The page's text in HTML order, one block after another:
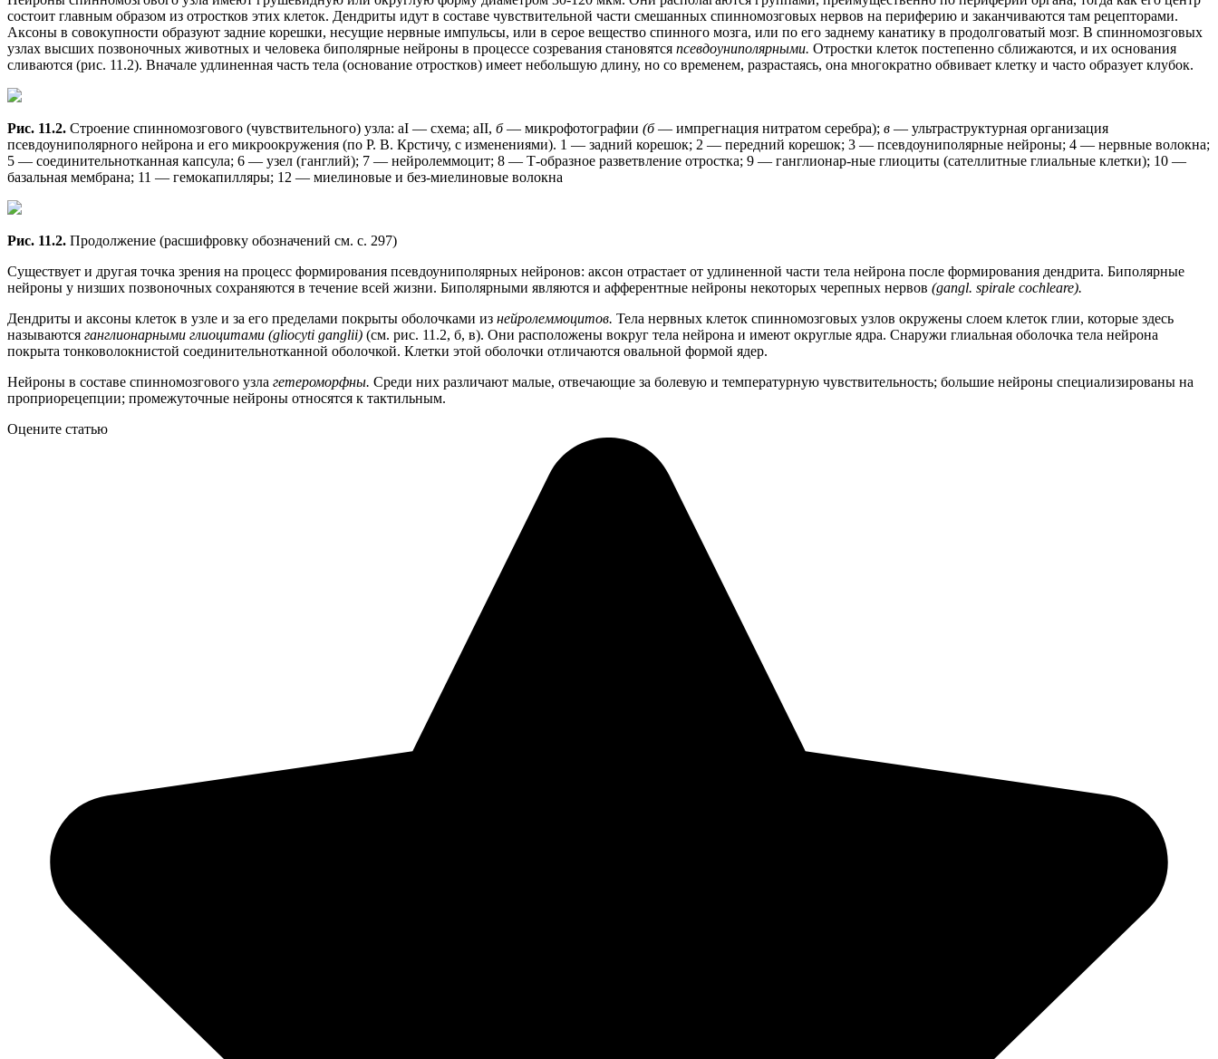
состоит главным образом из отростков этих клеток. Дендриты идут в составе чувствительной части смешанных спинномозговых нервов на периферию и заканчиваются там рецепторами.
Аксоны в совокупности образуют задние корешки, несущие нервные импульсы, или в серое вещество спинного мозга, или по его заднему канатику в продолговатый мозг. В спинномозговых
узлах высших позвоночных животных и человека биполярные нейроны в процессе созревания становятся псевдоуниполярными. Отростки клеток постепенно сближаются, и их основания
сливаются (рис. 11.2). Вначале удлиненная часть тела (основание отростков) имеет небольшую длину, но со временем, разрастаясь, она многократно обвивает клетку и часто образует клубок.
Рис. 11.2. Строение спинномозгового (чувствительного) узла: аI — схема; аII, б— микрофотографии (б— импрегнация нитратом серебра); в — ультраструктурная организация
псевдоуниполярного нейрона и его микроокружения (по Р. В. Крстичу, с изменениями). 1 — задний корешок; 2 — передний корешок; 3 — псевдоуниполярные нейроны; 4 — нервные волокна;
5 — соединительнотканная капсула; 6 — узел (ганглий); 7 — нейролеммоцит; 8 — Т-образное разветвление отростка; 9 — ганглионар-ные глиоциты (сателлитные глиальные клетки); 10 —
базальная мембрана; 11 — гемокапилляры; 12 — миелиновые и без-миелиновые волокна
Рис. 11.2. Продолжение (расшифровку обозначений см. с. 297)
Существует и другая точка зрения на процесс формирования псевдоуниполярных нейронов: аксон отрастает от удлиненной части тела нейрона после формирования дендрита. Биполярные
нейроны у низших позвоночных сохраняются в течение всей жизни. Биполярными являются и афферентные нейроны некоторых черепных нервов (gangl. spirale cochleare).
Дендриты и аксоны клеток в узле и за его пределами покрыты оболочками из нейролеммоцитов. Тела нервных клеток спинномозговых узлов окружены слоем клеток глии, которые здесь
называются ганглионарными глиоцитами (gliocyti ganglii) (см. рис. 11.2, б, в). Они расположены вокруг тела нейрона и имеют округлые ядра. Снаружи глиальная оболочка тела нейрона
покрыта тонковолокнистой соединительнотканной оболочкой. Клетки этой оболочки отличаются овальной формой ядер.
Нейроны в составе спинномозгового узла гетероморфны. Среди них различают малые, отвечающие за болевую и температурную чувствительность; большие нейроны специализированы на
проприорецепции; промежуточные нейроны относятся к тактильным.
Оцените статью